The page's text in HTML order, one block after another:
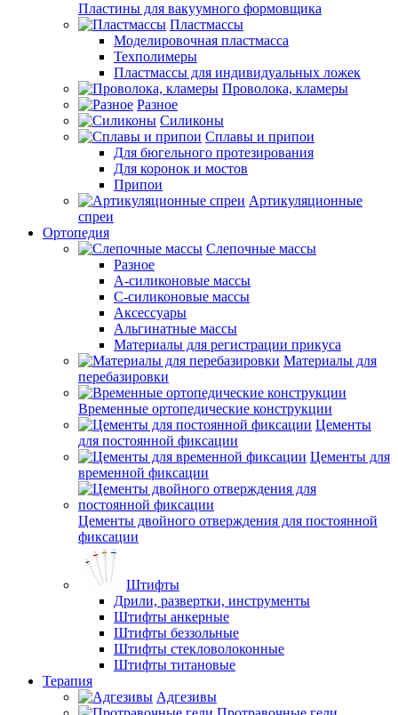
Пластины для вакуумного формовщика
Пластмассы
Моделировочная пластмасса
Техполимеры
Пластмассы для индивидуальных ложек
Проволока, кламеры
Разное
Силиконы
Сплавы и припои
Для бюгельного протезирования
Для коронок и мостов
Припои
Артикуляционные
спреи
Ортопедия
Слепочные массы
Разное
А-силиконовые массы
С-силиконовые массы
Аксессуары
Альгинатные массы
Материалы для регистрации прикуса
Материалы для
перебазировки
Временные ортопедические конструкции
Цементы
для постоянной фиксации
Цементы для
временной фиксации
Цементы двойного отверждения для постоянной
фиксации
Штифты
Дрили, развертки, инструменты
Штифты анкерные
Штифты беззольные
Штифты стекловолоконные
Штифты титановые
Терапия
Адгезивы